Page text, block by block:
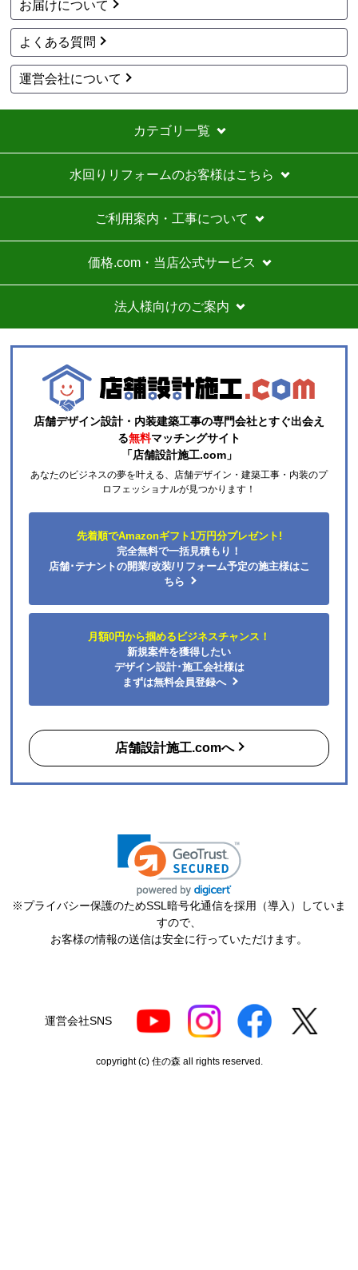
ショップからの連絡や対応は適切でしたか？
はい
予定の期日までに商品が届きましたか？
はい
商品の梱包は必要十分なものでしたか？
はい
またこのショップを利用したいですか？
いいえ
商品購入から入金連絡、工事日の指定、決定、商品の
到着等はスムーズでした。
総額的には高くなってしまったので、エアコンに限ら
ずこちらの会社からのリピはありません。
それと商品欄にもう少し細かく工事費の内訳を書いた
方がいいと思いました。
ひらり〜さん
2026年7月26日 12:54
欲しい商品をスムーズに注文できましたか？
予定の期日までに商品が届きましたか？
商品の梱包は必要十分なものでしたか？
またこのショップを利用したいですか？
【このショップを選んだ理由は？】
購入した時点で最安価格でした。また、このショップ
を以前利用したことがあり、対応がとても良かったの
【注文からどのくらいで届きましたか？】
【その他感想・コメント】
ショップ選らんだ理由でも述べましたが、注文から配
送まで、そのつど連絡メールが届き状況が確実に把握
できとても満足しました。
ポルドブラ さん
2026年7月24日 21:04
欲しい商品をスムーズに注文できましたか？
お届けについて
よくある質問
運営会社について
カテゴリ一覧
水回りリフォームのお客様はこちら
ご利用案内・工事について
価格.com・当店公式サービス
法人様向けのご案内
店舗デザイン設計・内装建築工事の専門会社とすぐ出会え
る無料マッチングサイト
「店舗設計施工.com」
あなたのビジネスの夢を叶える、店舗デザイン・建築工事・内装のプ
ロフェッショナルが見つかります！
先着順でAmazonギフト1万円分プレゼント!
完全無料で一括見積もり！
店舗･テナントの開業/改装/リフォーム予定の施主様はこ
ちら
月額0円から掴めるビジネスチャンス！
新規案件を獲得したい
デザイン設計･施工会社様は
まずは無料会員登録へ
店舗設計施工.comへ
※プライバシー保護のためSSL暗号化通信を採用（導入）していま
すので、
お客様の情報の送信は安全に行っていただけます。
運営会社SNS
copyright (c) 住の森 all rights reserved.